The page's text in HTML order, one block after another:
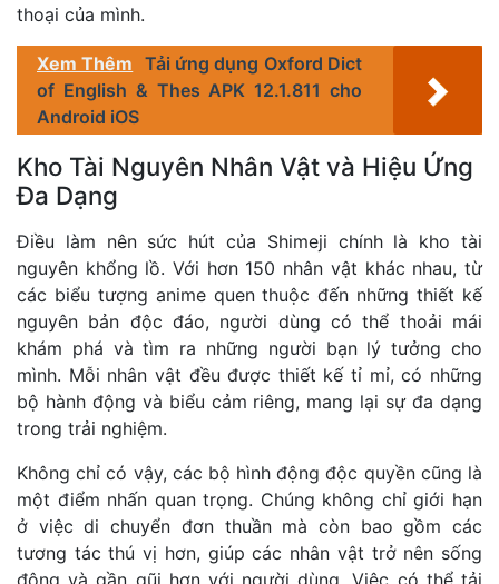
thoại của mình.
Xem Thêm Tải ứng dụng Oxford Dict
of English & Thes APK 12.1.811 cho
Android iOS
Kho Tài Nguyên Nhân Vật và Hiệu Ứng
Đa Dạng
Điều làm nên sức hút của Shimeji chính là kho tài
nguyên khổng lồ. Với hơn 150 nhân vật khác nhau, từ
các biểu tượng anime quen thuộc đến những thiết kế
nguyên bản độc đáo, người dùng có thể thoải mái
khám phá và tìm ra những người bạn lý tưởng cho
mình. Mỗi nhân vật đều được thiết kế tỉ mỉ, có những
bộ hành động và biểu cảm riêng, mang lại sự đa dạng
trong trải nghiệm.
Không chỉ có vậy, các bộ hình động độc quyền cũng là
một điểm nhấn quan trọng. Chúng không chỉ giới hạn
ở việc di chuyển đơn thuần mà còn bao gồm các
tương tác thú vị hơn, giúp các nhân vật trở nên sống
động và gần gũi hơn với người dùng. Việc có thể tải